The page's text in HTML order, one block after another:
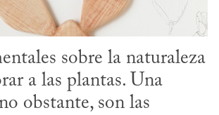
sobre la naturaleza
a las plantas. Una
obstante, son las